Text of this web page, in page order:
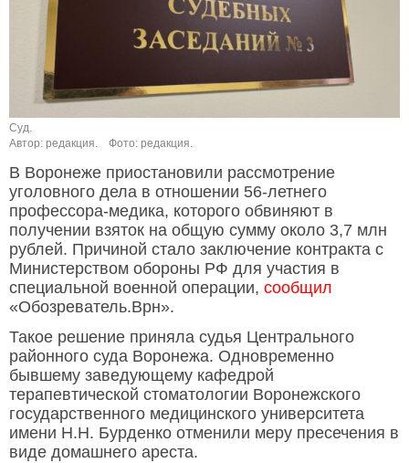
Суд.
Автор: редакция.
Фото: редакция.
В Воронеже приостановили рассмотрение
уголовного дела в отношении 56-летнего
профессора-медика, которого обвиняют в
получении взяток на общую сумму около 3,7 млн
рублей. Причиной стало заключение контракта с
Министерством обороны РФ для участия в
специальной военной операции, сообщил
«Обозреватель.Врн».
Такое решение приняла судья Центрального
районного суда Воронежа. Одновременно
бывшему заведующему кафедрой
терапевтической стоматологии Воронежского
государственного медицинского университета
имени Н.Н. Бурденко отменили меру пресечения в
виде домашнего ареста.